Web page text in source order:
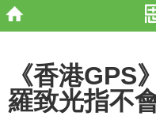
《香港GPS
羅致光指不